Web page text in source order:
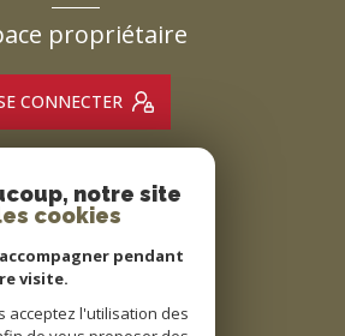
propriétaire
CONNECTER
ADHÉRENTS
adhérons
notre site
cookies
pendant
visite.
acceptez l'utilisation des